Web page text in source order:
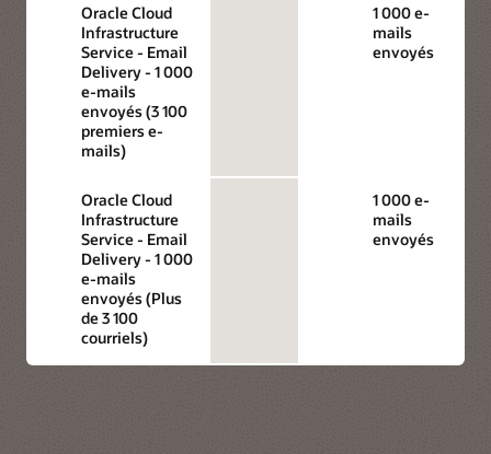
Oracle Cloud
Infrastructure
Service - Email
Delivery - 1 000
e-mails
envoyés (3 100
premiers e-
mails)
1 000 e-
mails
envoyés
Oracle Cloud
Infrastructure
Service - Email
Delivery - 1 000
e-mails
envoyés (Plus
de 3 100
courriels)
1 000 e-
mails
envoyés